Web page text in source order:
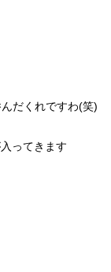
だくれですわ(笑)
ってきます